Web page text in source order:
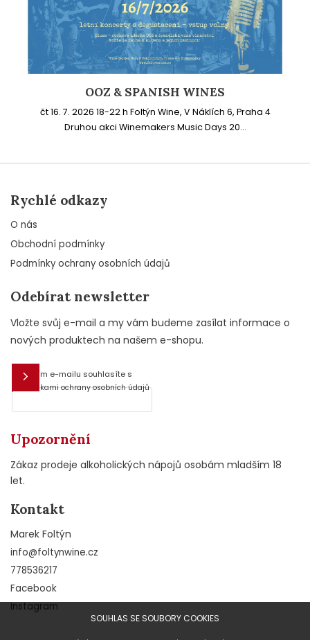
SOUHLAS SE SOUBORY COOKIES
OOZ & SPANISH WINES
čt 16. 7. 2026 18-22 h Foltýn Wine, V Náklích 6, Praha 4
Druhou akci Winemakers Music Days 20...
Rychlé odkazy
O nás
Obchodní podmínky
Podmínky ochrany osobních údajů
Odebírat newsletter
Vložte svůj e-mail a my vám budeme zasílat informace o
nových produktech na našem e-shopu.
E-mail
Vložením e-mailu souhlasíte s
podmínkami ochrany osobních údajů
Upozornění
Zákaz prodeje alkoholických nápojů osobám mladším 18
let.
Kontakt
Marek Foltýn
info@foltynwine.cz
778536217
Facebook
Instagram